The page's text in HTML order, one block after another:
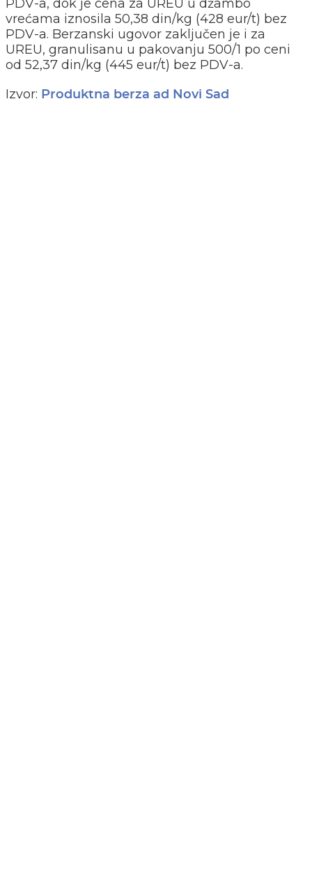
PDV-a, dok je cena za UREU u džambo
vrećama iznosila 50,38 din/kg (428 eur/t) bez
PDV-a. Berzanski ugovor zaključen je i za
UREU, granulisanu u pakovanju 500/1 po ceni
od 52,37 din/kg (445 eur/t) bez PDV-a.
Izvor: Produktna berza ad Novi Sad